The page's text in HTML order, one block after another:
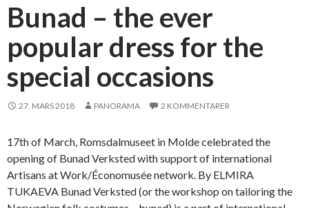
Bunad – the ever
popular dress for the
special occasions
27. MARS 2018 PANORAMA 2 KOMMENTARER
17th of March, Romsdalmuseet in Molde celebrated the
opening of Bunad Verksted with support of international
Artisans at Work/Économusée network. By ELMIRA
TUKAEVA Bunad Verksted (or the workshop on tailoring the